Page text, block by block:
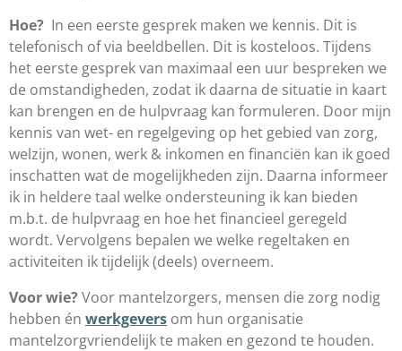
Hoe? In een eerste gesprek maken we kennis. Dit is
telefonisch of via beeldbellen. Dit is kosteloos. Tijdens
het eerste gesprek van maximaal een uur bespreken we
de omstandigheden, zodat ik daarna de situatie in kaart
kan brengen en de hulpvraag kan formuleren. Door mijn
kennis van wet- en regelgeving op het gebied van zorg,
welzijn, wonen, werk & inkomen en financiën kan ik goed
inschatten wat de mogelijkheden zijn. Daarna informeer
ik in heldere taal welke ondersteuning ik kan bieden
m.b.t. de hulpvraag en hoe het financieel geregeld
wordt. Vervolgens bepalen we welke regeltaken en
activiteiten ik tijdelijk (deels) overneem.
Voor wie? Voor mantelzorgers, mensen die zorg nodig
hebben én werkgevers om hun organisatie
mantelzorgvriendelijk te maken en gezond te houden.